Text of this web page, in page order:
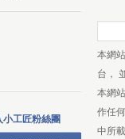
小工匠粉絲團
本網
台，
本網
作任
中所